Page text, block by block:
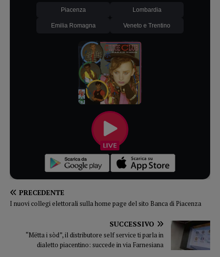
Piacenza Lombardia
Emilia Romagna Veneto e Trentino
PRECEDENTE
I nuovi collegi elettorali sulla home page del sito Banca di Piacenza
SUCCESSIVO
“Mëtta i sòd”, il distributore self service ti parla in
dialetto piacentino: succede in via Farnesiana